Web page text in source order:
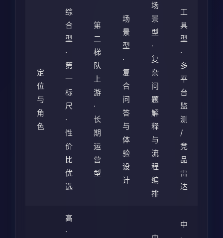
定
位
与
角
色
综
合
型
·
第
一
标
尺
·
性
价
比
优
选
第
二
梯
队
上
游
·
长
期
运
营
型
场
景
型
·
复
合
问
答
与
体
验
设
计
场
景
型
·
复
杂
问
题
解
释
与
流
程
编
排
工
具
型
·
多
平
台
监
测
/
竞
品
雷
达
高
·
中